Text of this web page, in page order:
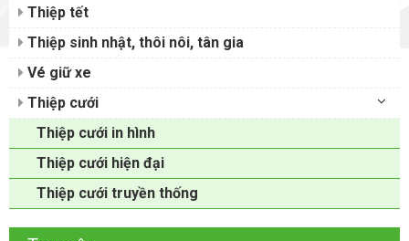
Thiệp tết
Thiệp sinh nhật, thôi nôi, tân gia
Vé giữ xe
Thiệp cưới
Thiệp cưới in hình
Thiệp cưới hiện đại
Thiệp cưới truyền thống